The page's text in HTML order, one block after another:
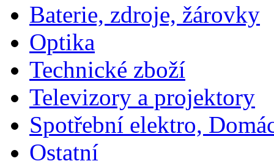
Baterie, zdroje, žárovky
Optika
Technické zboží
Televizory a projektory
Spotřební elektro,
Ostatní